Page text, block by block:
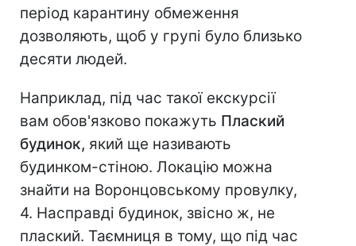
період карантину обмеження
дозволяють, щоб у групі було близько
десяти людей.
Наприклад, під час такої екскурсії
вам обов'язково покажуть Плаский
будинок, який ще називають
будинком-стіною. Локацію можна
знайти на Воронцовському провулку,
4. Насправді будинок, звісно ж, не
плаский. Таємниця в тому, що під час